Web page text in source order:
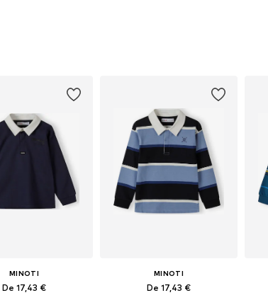
MINOTI
De 17,43 €
MINOTI
De 17,43 €